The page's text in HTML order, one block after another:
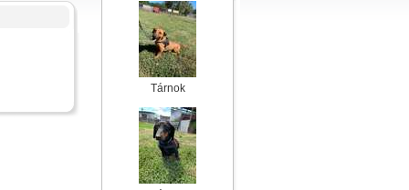
Tárnok